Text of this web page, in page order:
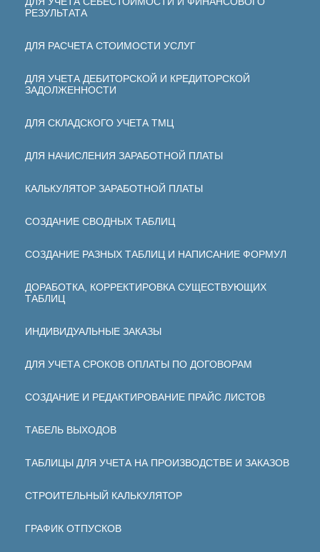
РЕЗУЛЬТАТА
ДЛЯ РАСЧЕТА СТОИМОСТИ УСЛУГ
ДЛЯ УЧЕТА ДЕБИТОРСКОЙ И КРЕДИТОРСКОЙ
ЗАДОЛЖЕННОСТИ
ДЛЯ СКЛАДСКОГО УЧЕТА ТМЦ
ДЛЯ НАЧИСЛЕНИЯ ЗАРАБОТНОЙ ПЛАТЫ
КАЛЬКУЛЯТОР ЗАРАБОТНОЙ ПЛАТЫ
СОЗДАНИЕ СВОДНЫХ ТАБЛИЦ
СОЗДАНИЕ РАЗНЫХ ТАБЛИЦ И НАПИСАНИЕ ФОРМУЛ
ДОРАБОТКА, КОРРЕКТИРОВКА СУЩЕСТВУЮЩИХ
ТАБЛИЦ
ИНДИВИДУАЛЬНЫЕ ЗАКАЗЫ
ДЛЯ УЧЕТА СРОКОВ ОПЛАТЫ ПО ДОГОВОРАМ
СОЗДАНИЕ И РЕДАКТИРОВАНИЕ ПРАЙС ЛИСТОВ
ТАБЕЛЬ ВЫХОДОВ
ТАБЛИЦЫ ДЛЯ УЧЕТА НА ПРОИЗВОДСТВЕ И ЗАКАЗОВ
СТРОИТЕЛЬНЫЙ КАЛЬКУЛЯТОР
ГРАФИК ОТПУСКОВ